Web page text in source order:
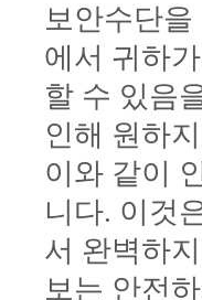
보안수단
에서 귀하
할 수 있음
인해 원하
이와 같이
니다. 이것
서 완벽하
보는 안전